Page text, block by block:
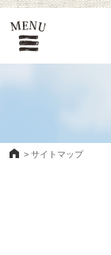
> サイトマップ